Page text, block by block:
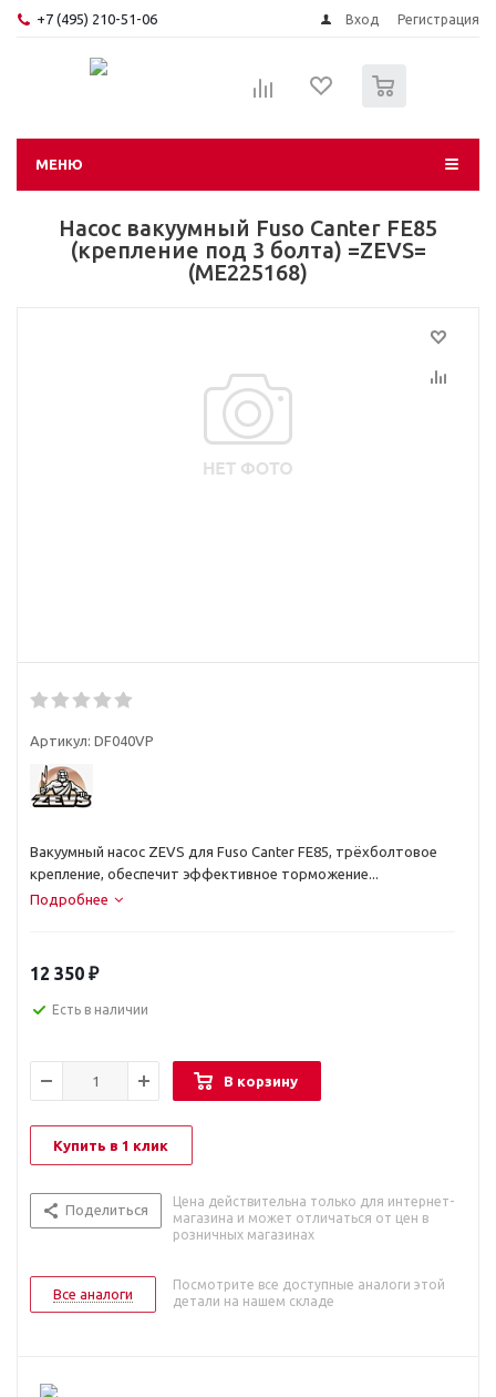
+7 (495) 210-51-06 Вход Регистрация
МЕНЮ
Насос вакуумный Fuso Canter FE85
(крепление под 3 болта) =ZEVS=
(ME225168)
Артикул: DF040VP
Вакуумный насос ZEVS для Fuso Canter FE85, трёхболтовое
крепление, обеспечит эффективное торможение...
Подробнее
12 350 ₽
Есть в наличии
В корзину
Купить в 1 клик
Поделиться
Цена действительна только для интернет-
магазина и может отличаться от цен в
розничных магазинах
Все аналоги
Посмотрите все доступные аналоги этой
детали на нашем складе